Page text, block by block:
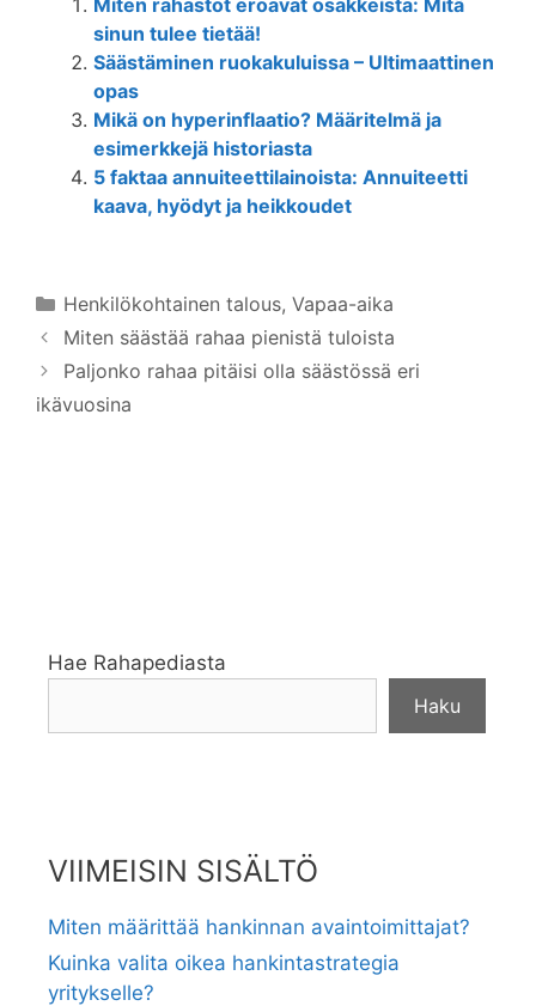
Miten rahastot eroavat osakkeista: Mitä
sinun tulee tietää!
Säästäminen ruokakuluissa – Ultimaattinen
opas
Mikä on hyperinflaatio? Määritelmä ja
esimerkkejä historiasta
5 faktaa annuiteettilainoista: Annuiteetti
kaava, hyödyt ja heikkoudet
Kategoriat
Henkilökohtainen talous, Vapaa-aika
Miten säästää rahaa pienistä tuloista
Paljonko rahaa pitäisi olla säästössä eri
ikävuosina
Hae Rahapediasta
Haku
VIIMEISIN SISÄLTÖ
Miten määrittää hankinnan avaintoimittajat?
Kuinka valita oikea hankintastrategia
yritykselle?